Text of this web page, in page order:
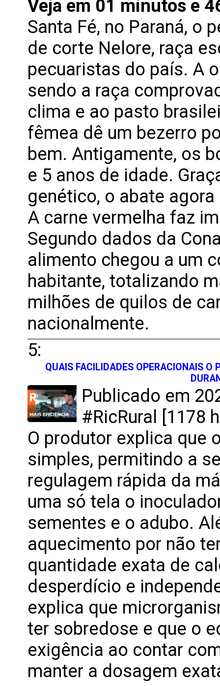
Veja em 01 minutos e
Santa Fé, no Paraná, o
de corte Nelore, raça
pecuaristas do país. A
sendo a raça
clima e ao pasto
fêmea dê um bezerro
bem. Antigamente, os
e 5 anos de idade.
genético, o abate
A carne vermelha faz
Segundo dados da
alimento chegou a um
habitante, totalizando
milhões de quilos de
nacionalmente.
5:
QUAIS FACILIDADES OPERACIONAIS
Publicado em
#RicRural [1178
O produtor explica que
simples, permitindo a
regulagem rápida da
uma só tela o
sementes e o adubo.
aquecimento por não
quantidade exata de
desperdício e
explica que
ter sobredose e que o
exigência ao contar
manter a dosagem